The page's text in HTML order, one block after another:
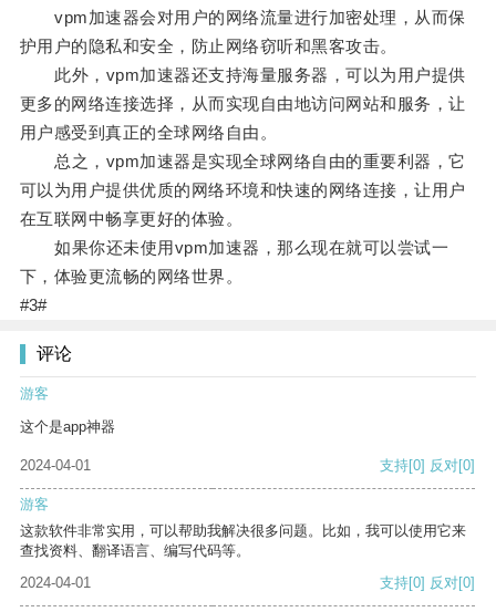
vpm加速器会对用户的网络流量进行加密处理，从而保
护用户的隐私和安全，防止网络窃听和黑客攻击。
此外，vpm加速器还支持海量服务器，可以为用户提供
更多的网络连接选择，从而实现自由地访问网站和服务，让
用户感受到真正的全球网络自由。
总之，vpm加速器是实现全球网络自由的重要利器，它
可以为用户提供优质的网络环境和快速的网络连接，让用户
在互联网中畅享更好的体验。
如果你还未使用vpm加速器，那么现在就可以尝试一
下，体验更流畅的网络世界。
#3#
评论
游客
这个是app神器
2024-04-01 支持[0] 反对[0]
游客
这款软件非常实用，可以帮助我解决很多问题。比如，我可以使用它来
查找资料、翻译语言、编写代码等。
2024-04-01
支持[0] 反对[0]